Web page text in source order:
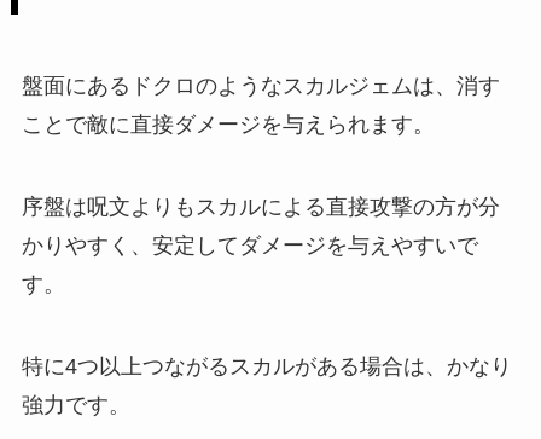
盤面にあるドクロのようなスカルジェムは、消す
ことで敵に直接ダメージを与えられます。
序盤は呪文よりもスカルによる直接攻撃の方が分
かりやすく、安定してダメージを与えやすいで
す。
特に4つ以上つながるスカルがある場合は、かなり
強力です。